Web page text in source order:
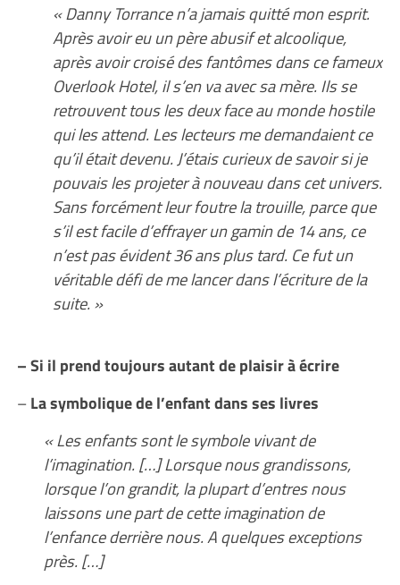
« Danny Torrance n’a jamais quitté mon esprit.
Après avoir eu un père abusif et alcoolique,
après avoir croisé des fantômes dans ce fameux
Overlook Hotel, il s’en va avec sa mère. Ils se
retrouvent tous les deux face au monde hostile
qui les attend. Les lecteurs me demandaient ce
qu’il était devenu. J’étais curieux de savoir si je
pouvais les projeter à nouveau dans cet univers.
Sans forcément leur foutre la trouille, parce que
s’il est facile d’effrayer un gamin de 14 ans, ce
n’est pas évident 36 ans plus tard. Ce fut un
véritable défi de me lancer dans l’écriture de la
suite. »
– Si il prend toujours autant de plaisir à écrire
–La symbolique de l’enfant dans ses livres
« Les enfants sont le symbole vivant de
l’imagination. […] Lorsque nous grandissons,
lorsque l’on grandit, la plupart d’entres nous
laissons une part de cette imagination de
l’enfance derrière nous. A quelques exceptions
près. […]